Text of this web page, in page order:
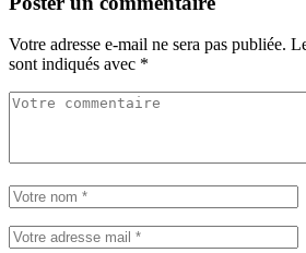
Votre adresse e-mail ne sera pas publiée.
sont indiqués avec *